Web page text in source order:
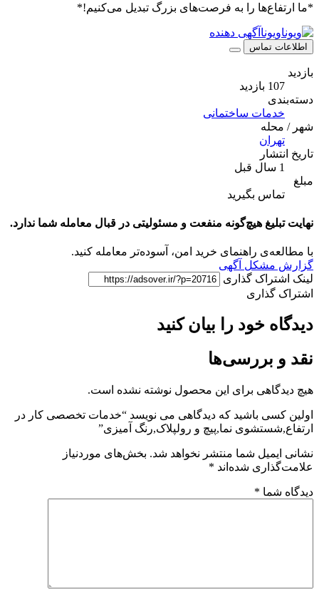
*ما ارتفاع‌ها را به فرصت‌های بزرگ تبدیل می‌کنیم!*
ویوناآگهی دهنده
اطلاعات تماس
بازدید
107 بازدید
دسته‌بندی
خدمات ساختمانی
شهر / محله
تهران
تاریخ انتشار
1 سال قبل
مبلغ
تماس بگیرید
نهایت تبلیغ هیچ‌گونه منفعت و مسئولیتی در قبال معامله شما ندارد.
با مطالعه‌ی راهنمای خرید امن، آسوده‌تر معامله کنید.
گزارش مشکل آگهی
لینک اشتراک گذاری
اشتراک گذاری
دیدگاه خود را بیان کنید
نقد و بررسی‌ها
هیچ دیدگاهی برای این محصول نوشته نشده است.
اولین کسی باشید که دیدگاهی می نویسد “خدمات تخصصی کار در
ارتفاع,شستشوی نما,پیچ و رولپلاک,رنگ آمیزی”
نشانی ایمیل شما منتشر نخواهد شد. بخش‌های موردنیاز
علامت‌گذاری شده‌اند *
دیدگاه شما *